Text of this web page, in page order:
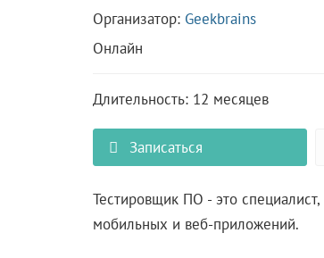
Организатор: Geekbrains
Онлайн
Длительность: 12 месяцев
Записаться
Тестировщик ПО - это
мобильных и веб-приложений.